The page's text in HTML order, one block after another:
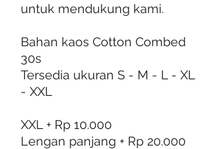
untuk mendukung kami.
Bahan kaos Cotton Combed
30s
Tersedia ukuran S - M - L - XL
- XXL
XXL + Rp 10.000
Lengan panjang + Rp 20.000